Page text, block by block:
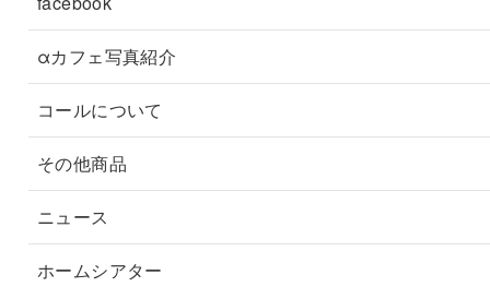
αカフェ写真紹介
コールについて
その他商品
ニュース
ホームシアター